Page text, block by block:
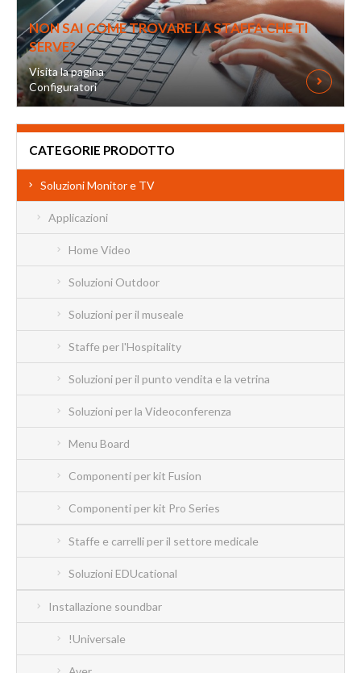
NON SAI COME TROVARE LA STAFFA CHE TI
SERVE?
Visita la pagina
Configuratori
CATEGORIE PRODOTTO
Soluzioni Monitor e TV
Applicazioni
Home Video
Soluzioni Outdoor
Soluzioni per il museale
Staffe per l'Hospitality
Soluzioni per il punto vendita e la vetrina
Soluzioni per la Videoconferenza
Menu Board
Componenti per kit Fusion
Componenti per kit Pro Series
Staffe e carrelli per il settore medicale
Soluzioni EDUcational
Installazione soundbar
!Universale